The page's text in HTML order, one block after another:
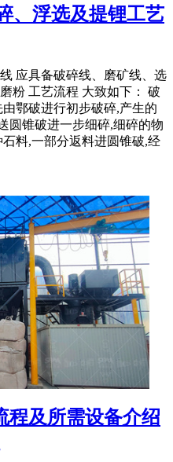
、浮选及提锂工艺
应具备破碎线、磨矿线、选
粉 工艺流程 大致如下： 破
鄂破进行初步破碎,产生的
圆锥破进一步细碎,细碎的物
料,一部分返料进圆锥破,经
程及所需设备介绍